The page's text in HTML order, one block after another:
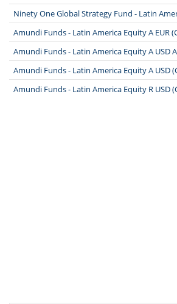
Ninety One Global Strategy Fund - Latin
Amundi Funds - Latin America Equity A EUR
Amundi Funds - Latin America Equity A USD
Amundi Funds - Latin America Equity A USD
Amundi Funds - Latin America Equity R USD